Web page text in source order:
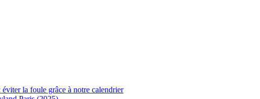
la foule grâce à notre calendrier